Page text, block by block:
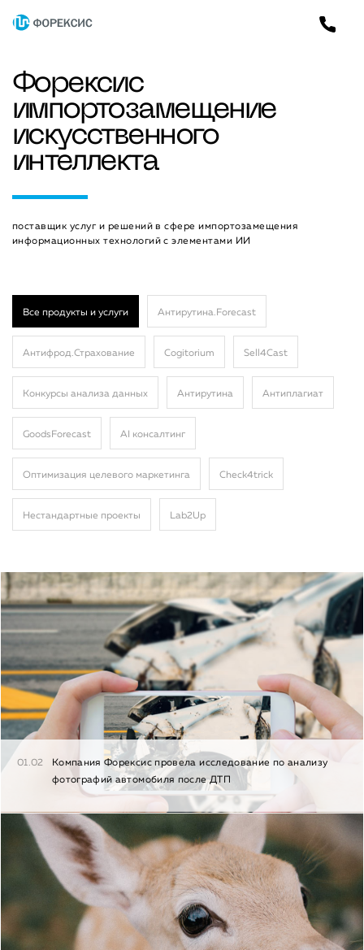
Форексис
импортозамещение
искусственного
интеллекта
поставщик услуг и решений в сфере импортозамещения
информационных технологий с элементами ИИ
Все продукты и услуги Антирутина.Forecast
Антифрод.Страхование Cogitorium Sell4Cast
Конкурсы анализа данных Антирутина Антиплагиат
GoodsForecast AI консалтинг
Оптимизация целевого маркетинга Сheck4trick
Нестандартные проекты Lab2Up
01.02
Компания Форексис провела исследование по анализу
фотографий автомобиля после ДТП